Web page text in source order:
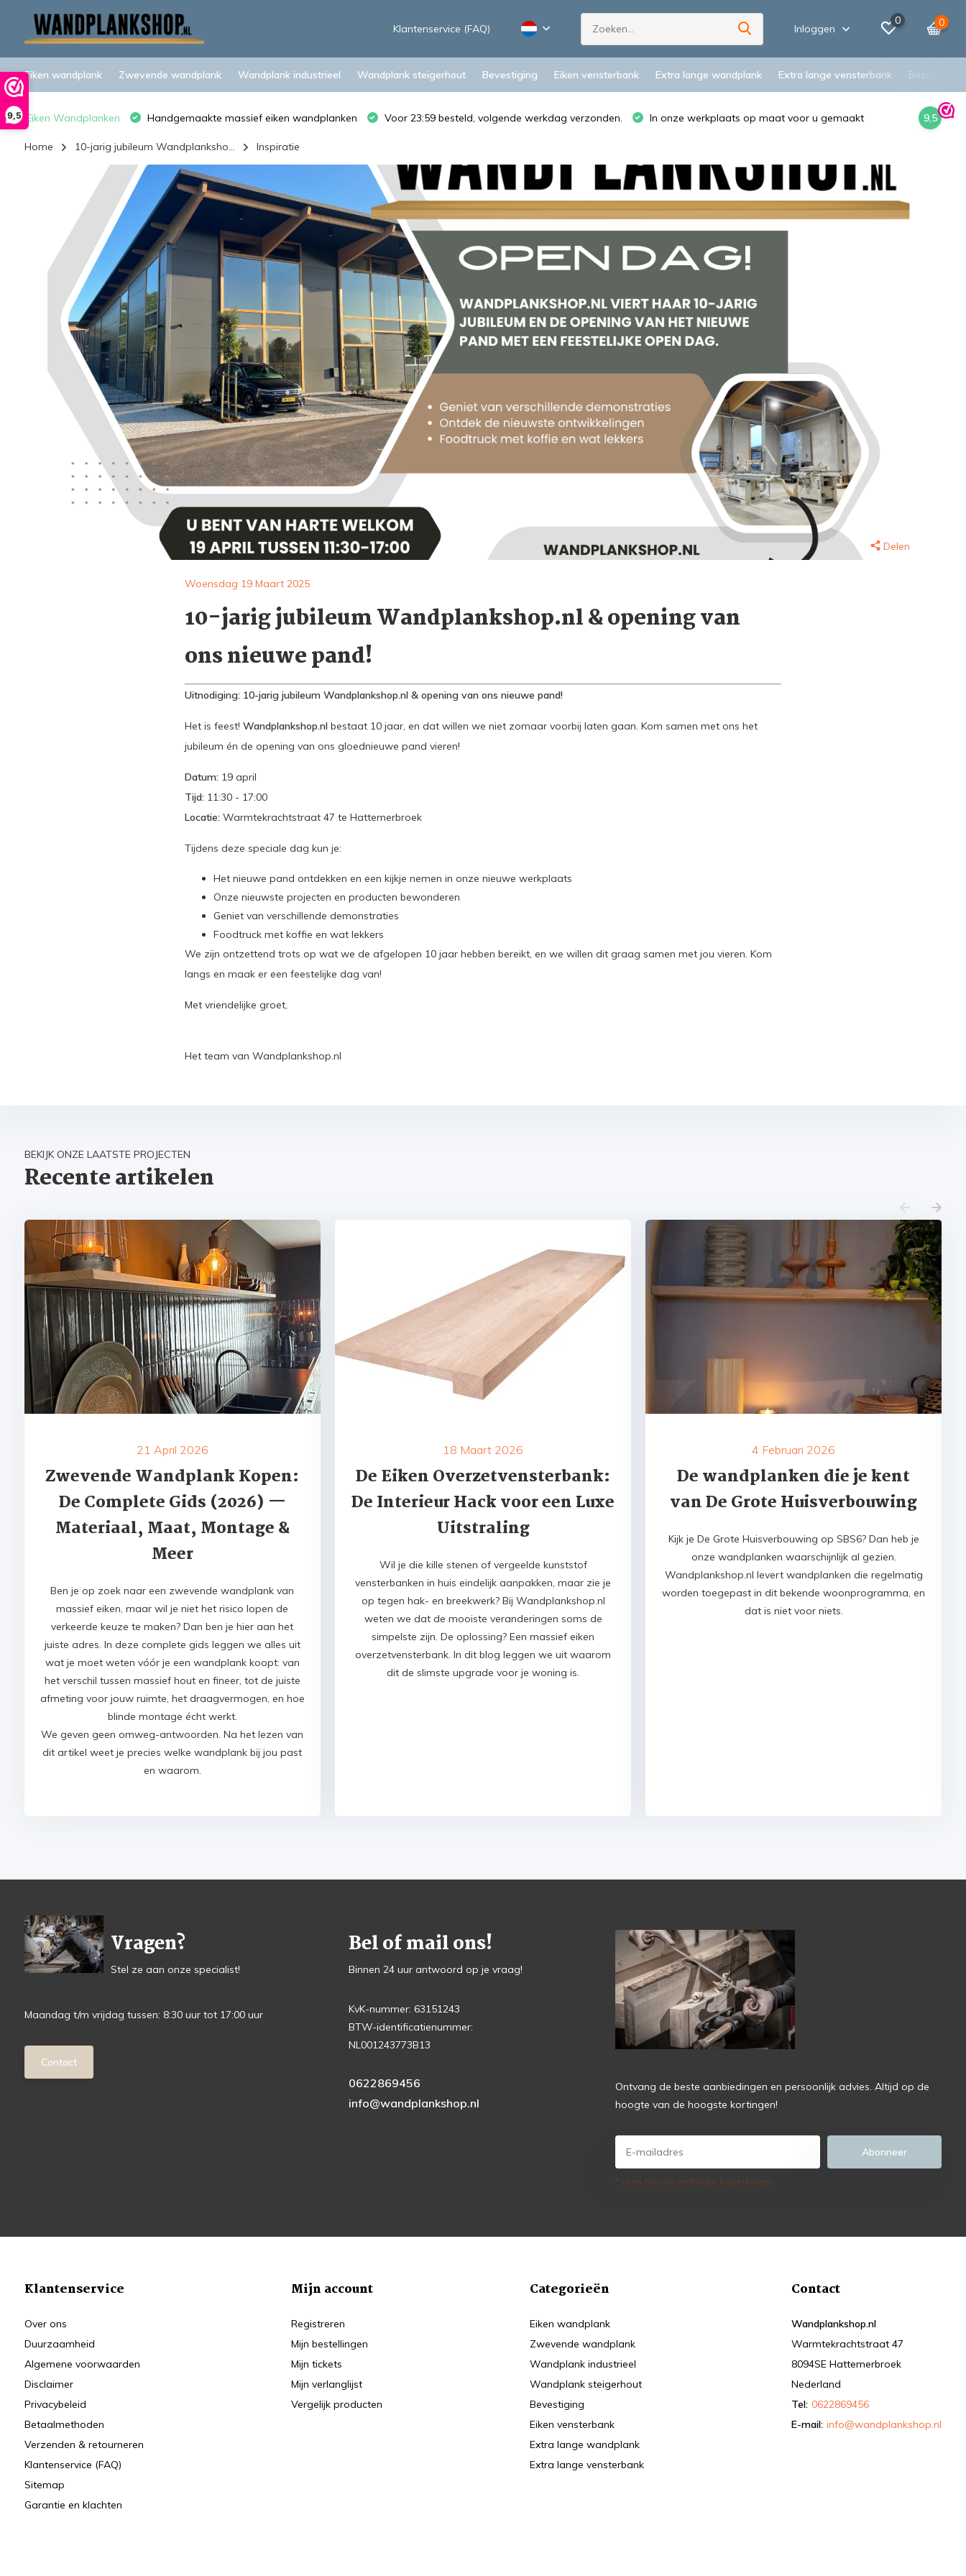
9,5
Klantenservice (FAQ) Inloggen
0 0
Eiken wandplank Zwevende wandplank Wandplank industrieel Wandplank steigerhout Bevestiging Eiken vensterbank Extra lange wandplank Extra lange vensterbank Bezorging
Eiken Wandplanken Handgemaakte massief eiken wandplanken Voor 23:59 besteld, volgende werkdag verzonden. In onze werkplaats op maat voor u gemaakt 9,5
Home 10-jarig jubileum Wandplanksho... Inspiratie
Delen
Woensdag 19 Maart 2025
10-jarig jubileum Wandplankshop.nl & opening van
ons nieuwe pand!
Uitnodiging: 10-jarig jubileum Wandplankshop.nl & opening van ons nieuwe pand!
Het is feest!Wandplankshop.nl bestaat 10 jaar, en dat willen we niet zomaar voorbij laten gaan. Kom samen met ons het
jubileum én de opening van ons gloednieuwe pand vieren!
Datum: 19 april
Tijd: 11:30 - 17:00
Locatie: Warmtekrachtstraat 47 te Hattemerbroek
Tijdens deze speciale dag kun je:
Het nieuwe pand ontdekken en een kijkje nemen in onze nieuwe werkplaats
Onze nieuwste projecten en producten bewonderen
Geniet van verschillende demonstraties
Foodtruck met koffie en wat lekkers
We zijn ontzettend trots op wat we de afgelopen 10 jaar hebben bereikt, en we willen dit graag samen met jou vieren. Kom
langs en maak er een feestelijke dag van!
Met vriendelijke groet,
Het team van Wandplankshop.nl
BEKIJK ONZE LAATSTE PROJECTEN
Recente artikelen
21 April 2026
Zwevende Wandplank Kopen:
De Complete Gids (2026) —
Materiaal, Maat, Montage &
Meer
Ben je op zoek naar een zwevende wandplank van
massief eiken, maar wil je niet het risico lopen de
verkeerde keuze te maken? Dan ben je hier aan het
juiste adres. In deze complete gids leggen we alles uit
wat je moet weten vóór je een wandplank koopt: van
het verschil tussen massief hout en fineer, tot de juiste
afmeting voor jouw ruimte, het draagvermogen, en hoe
blinde montage écht werkt.
We geven geen omweg-antwoorden. Na het lezen van
dit artikel weet je precies welke wandplank bij jou past
en waarom.
18 Maart 2026
De Eiken Overzetvensterbank:
De Interieur Hack voor een Luxe
Uitstraling
Wil je die kille stenen of vergeelde kunststof
vensterbanken in huis eindelijk aanpakken, maar zie je
op tegen hak- en breekwerk? Bij Wandplankshop.nl
weten we dat de mooiste veranderingen soms de
simpelste zijn. De oplossing? Een massief eiken
overzetvensterbank. In dit blog leggen we uit waarom
dit de slimste upgrade voor je woning is.
4 Februari 2026
De wandplanken die je kent
van De Grote Huisverbouwing
Kijk je De Grote Huisverbouwing op SBS6? Dan heb je
onze wandplanken waarschijnlijk al gezien.
Wandplankshop.nl levert wandplanken die regelmatig
worden toegepast in dit bekende woonprogramma, en
dat is niet voor niets.
Vragen?
Stel ze aan onze specialist!
Maandag t/m vrijdag tussen: 8:30 uur tot 17:00 uur
Contact
Bel of mail ons!
Binnen 24 uur antwoord op je vraag!
KvK-nummer: 63151243
BTW-identificatienummer:
NL001243773B13
0622869456
info@wandplankshop.nl
Ontvang de beste aanbiedingen en persoonlijk advies. Altijd op de
hoogte van de hoogste kortingen!
Abonneer
* Lees hier de wettelijke beperkingen
Klantenservice
Over ons
Duurzaamheid
Algemene voorwaarden
Disclaimer
Privacybeleid
Betaalmethoden
Verzenden & retourneren
Klantenservice (FAQ)
Sitemap
Garantie en klachten
Mijn account
Registreren
Mijn bestellingen
Mijn tickets
Mijn verlanglijst
Vergelijk producten
Categorieën
Eiken wandplank
Zwevende wandplank
Wandplank industrieel
Wandplank steigerhout
Bevestiging
Eiken vensterbank
Extra lange wandplank
Extra lange vensterbank
Contact
Wandplankshop.nl
Warmtekrachtstraat 47
8094SE Hattemerbroek
Nederland
Tel: 0622869456
E-mail: info@wandplankshop.nl